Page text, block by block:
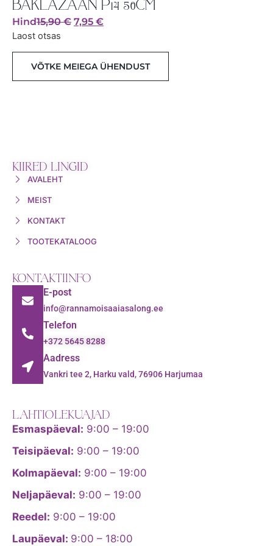
BAKLAŽAAN P14 50CM
Hind15,90€ 7,95 €
Laost otsas
VÕTKE MEIEGA ÜHENDUST
KIIRED LINGID
AVALEHT
MEIST
KONTAKT
TOOTEKATALOOG
KONTAKTIINFO
E-post
info@rannamoisaaiasalong.ee
Telefon
+372 5645 8288
Aadress
Vankri tee 2, Harku vald, 76906 Harjumaa
LAHTIOLEKUAJAD
Esmaspäeval: 9:00 – 19:00
Teisipäeval: 9:00 – 19:00
Kolmapäeval: 9:00 – 19:00
Neljapäeval: 9:00 – 19:00
Reedel: 9:00 – 19:00
Laupäeval: 9:00 – 18:00